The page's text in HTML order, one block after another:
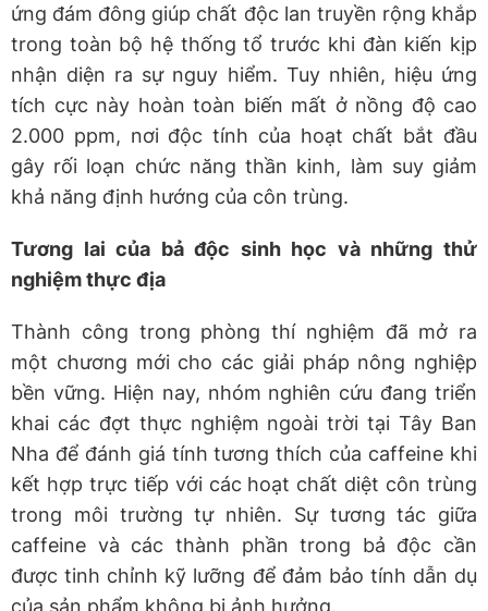
ứng đám đông giúp chất độc lan truyền rộng khắp
trong toàn bộ hệ thống tổ trước khi đàn kiến kịp
nhận diện ra sự nguy hiểm. Tuy nhiên, hiệu ứng
tích cực này hoàn toàn biến mất ở nồng độ cao
2.000 ppm, nơi độc tính của hoạt chất bắt đầu
gây rối loạn chức năng thần kinh, làm suy giảm
khả năng định hướng của côn trùng.
Tương lai của bả độc sinh học và những thử
nghiệm thực địa
Thành công trong phòng thí nghiệm đã mở ra
một chương mới cho các giải pháp nông nghiệp
bền vững. Hiện nay, nhóm nghiên cứu đang triển
khai các đợt thực nghiệm ngoài trời tại Tây Ban
Nha để đánh giá tính tương thích của caffeine khi
kết hợp trực tiếp với các hoạt chất diệt côn trùng
trong môi trường tự nhiên. Sự tương tác giữa
caffeine và các thành phần trong bả độc cần
được tinh chỉnh kỹ lưỡng để đảm bảo tính dẫn dụ
của sản phẩm không bị ảnh hưởng.